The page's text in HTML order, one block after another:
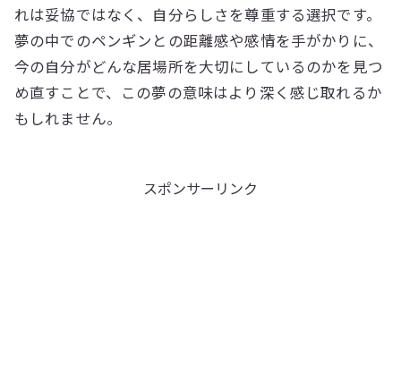
れは妥協ではなく、自分らしさを尊重する選択です。
夢の中でのペンギンとの距離感や感情を手がかりに、
今の自分がどんな居場所を大切にしているのかを見つ
め直すことで、この夢の意味はより深く感じ取れるか
もしれません。
スポンサーリンク